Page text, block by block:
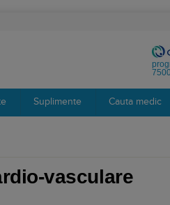
Suplimente Cauta medic
vasculare